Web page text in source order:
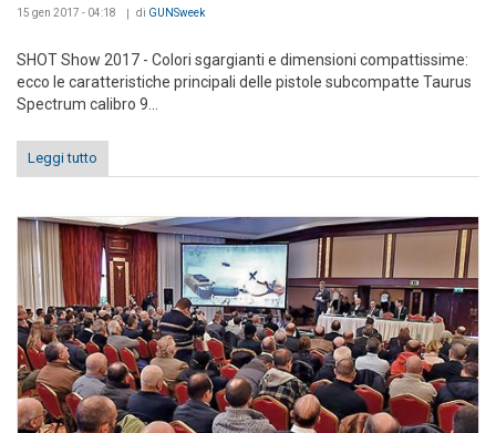
15 gen 2017 - 04:18 di GUNSweek
SHOT Show 2017 - Colori sgargianti e dimensioni compattissime:
ecco le caratteristiche principali delle pistole subcompatte Taurus
Spectrum calibro 9...
Leggi tutto